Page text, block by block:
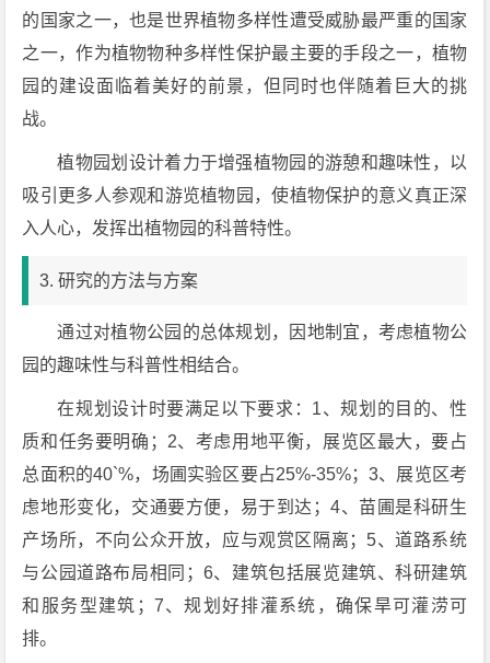
的国家之一，也是世界植物多样性遭受威胁最严重的国家
之一，作为植物物种多样性保护最主要的手段之一，植物
园的建设面临着美好的前景，但同时也伴随着巨大的挑
战。
植物园划设计着力于增强植物园的游憩和趣味性，以
吸引更多人参观和游览植物园，使植物保护的意义真正深
入人心，发挥出植物园的科普特性。
3. 研究的方法与方案
通过对植物公园的总体规划，因地制宜，考虑植物公
园的趣味性与科普性相结合。
在规划设计时要满足以下要求：1、规划的目的、性
质和任务要明确；2、考虑用地平衡，展览区最大，要占
总面积的40`%，场圃实验区要占25%-35%；3、展览区考
虑地形变化，交通要方便，易于到达；4、苗圃是科研生
产场所，不向公众开放，应与观赏区隔离；5、道路系统
与公园道路布局相同；6、建筑包括展览建筑、科研建筑
和服务型建筑；7、规划好排灌系统，确保旱可灌涝可
排。